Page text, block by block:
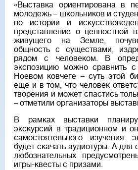
«Выставка ориентирована в
молодежь – школьников и
по истории и
представление о ценностной
живущего на Земле,
общность с существами,
рядом с человеком. В
экспозицию можно сравнить
Ноевом ковчеге – суть этой
еще и в том, что человек
творения и может спастись
– отметили организаторы
В рамках выставки
экскурсий в традиционном и
самостоятельного изучения
будет скачать аудиотуры. А для
любознательных
игры-квесты с призами.